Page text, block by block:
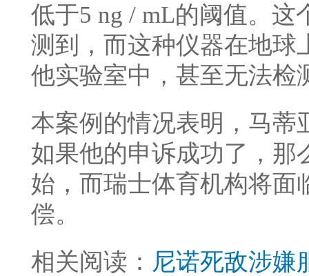
低于5 ng / mL的阈值。
测到，而这种仪器在地球
他实验室中，甚至无法检
本案例的情况表明，马蒂
如果他的申诉成功了，那
始，而瑞士体育机构将面
偿。
相关阅读： 尼诺死敌涉嫌